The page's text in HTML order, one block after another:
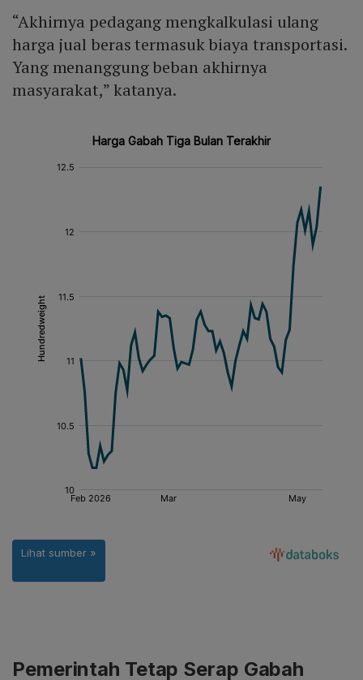
“Akhirnya pedagang mengkalkulasi ulang
harga jual beras termasuk biaya transportasi.
Yang menanggung beban akhirnya
masyarakat,” katanya.
Pemerintah Tetap Serap Gabah